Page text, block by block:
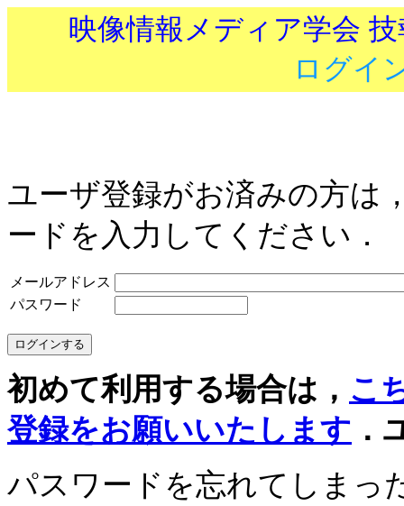
映像情報メディア学会
ログイ
ユーザ登録がお済みの方は
ードを入力してください．
メールアドレス
パスワード
初めて利用する場合は， こ
登録をお願いいたします ．
パスワードを忘れてしまっ